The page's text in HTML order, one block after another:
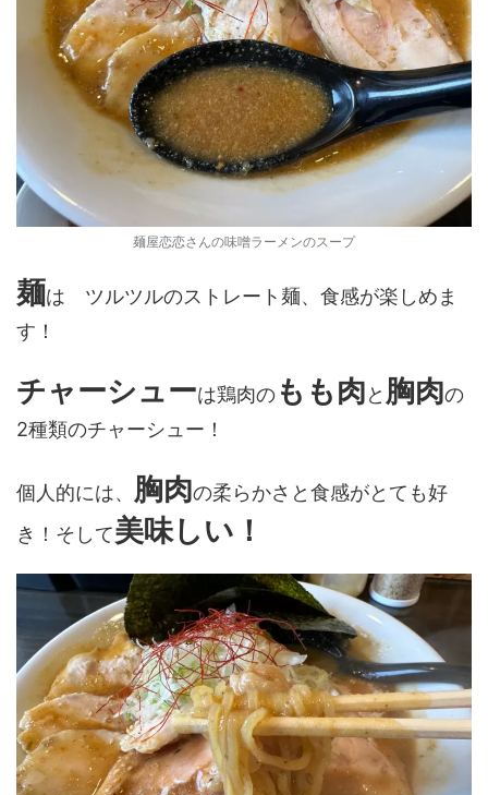
麺屋恋恋さんの味噌ラーメンのスープ
麺は ツルツルのストレート麺、食感が楽しめま
す！
チャーシューは鶏肉の もも肉と 胸肉の
2種類のチャーシュー！
個人的には、 胸肉の柔らかさと食感がとても好
き！そして美味しい！